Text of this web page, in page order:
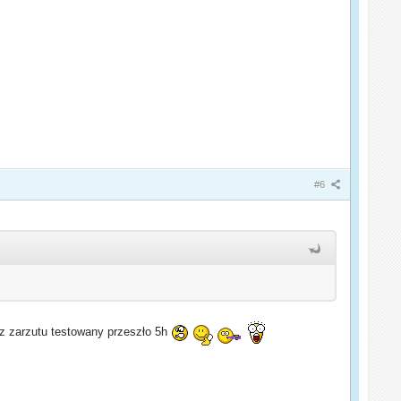
#6
zarzutu testowany przeszło 5h